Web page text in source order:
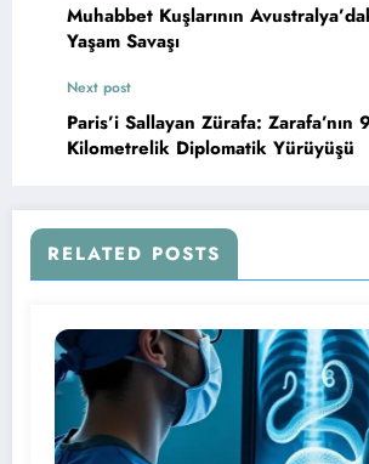
Muhabbet Kuşlarının
Yaşam Savaşı
Next post
Paris’i Sallayan Zürafa: Zarafa’nın
Kilometrelik Diplomatik Yürüyüşü
RELATED POSTS